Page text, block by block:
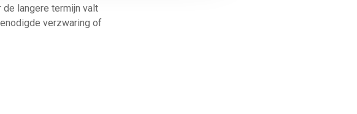
langere termijn valt
verzwaring of